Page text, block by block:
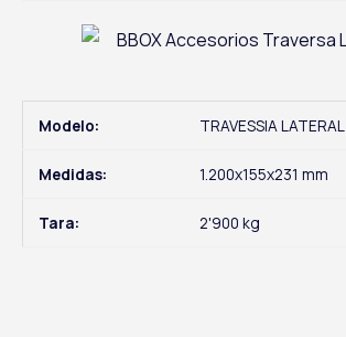
Modelo: TRAVESSIA LATERAL
Medidas: 1.200x155x231 mm
Tara: 2'900 kg